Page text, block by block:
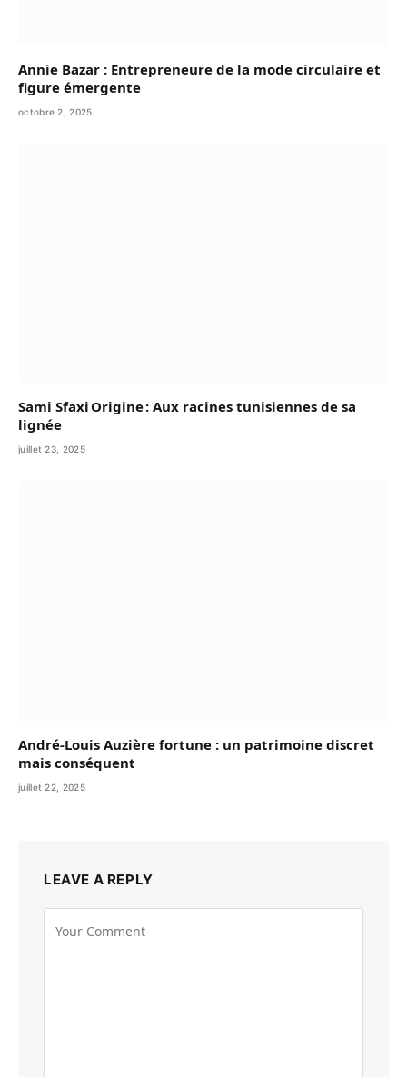
Annie Bazar : Entrepreneure de la mode circulaire et
figure émergente
octobre 2, 2025
Sami Sfaxi Origine : Aux racines tunisiennes de sa
lignée
juillet 23, 2025
André-Louis Auzière fortune : un patrimoine discret
mais conséquent
juillet 22, 2025
LEAVE A REPLY